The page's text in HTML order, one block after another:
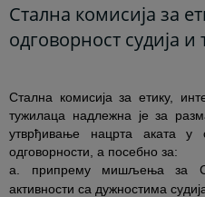
Стална комисија за
одговорност судија
Стална комисија за етику,
тужилаца надлежна је за
утврђивање нацрта аката у
одговорности, а посебно за:
а. припрему мишљења за
активности са дужностима